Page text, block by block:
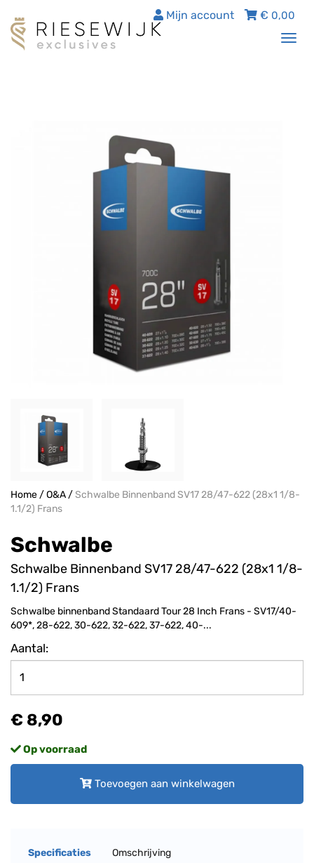
€ 0,00
Mijn account
Home/O&A/Schwalbe Binnenband SV17 28/47-622 (28x1 1/8-
1.1/2) Frans
Schwalbe
Schwalbe Binnenband SV17 28/47-622 (28x1 1/8-
1.1/2) Frans
Schwalbe binnenband Standaard Tour 28 Inch Frans - SV17/40-
609*, 28-622, 30-622, 32-622, 37-622, 40-...
Aantal:
€ 8,90
Op voorraad
Toevoegen aan winkelwagen
Specificaties Omschrijving